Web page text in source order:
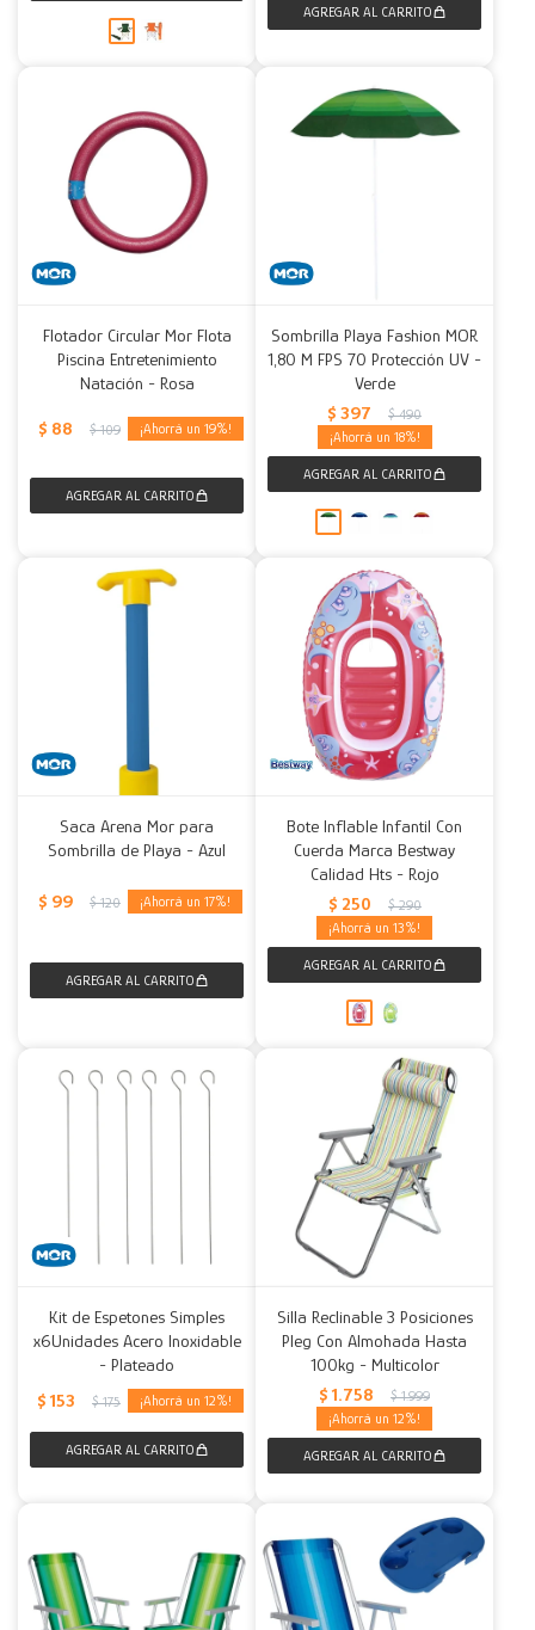
Flotador Circular Mor Flota
Piscina Entretenimiento
Natación - Rosa
$ 88 $ 109 19
Sombrilla Playa Fashion MOR
1,80 M FPS 70 Protección UV -
Verde
$ 397 $ 490
18
Saca Arena Mor para
Sombrilla de Playa - Azul
$ 99 $ 120 17
Bote Inflable Infantil Con
Cuerda Marca Bestway
Calidad Hts - Rojo
$ 250 $ 290
13
Kit de Espetones Simples
x6Unidades Acero Inoxidable
- Plateado
$ 153 $ 175 12
Silla Reclinable 3 Posiciones
Pleg Con Almohada Hasta
100kg - Multicolor
$ 1.758 $ 1.999
12